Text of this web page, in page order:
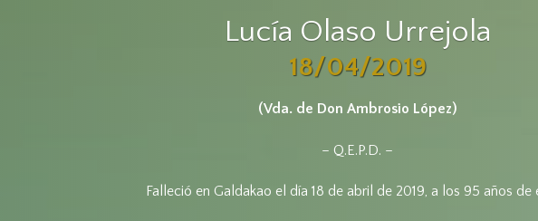
Lucía Olaso Urrejola
18/04/2019
(Vda. de Don Ambrosio López)
– Q.E.P.D. –
Falleció en Galdakao el día 18 de abril de 2019, a los 95 años de